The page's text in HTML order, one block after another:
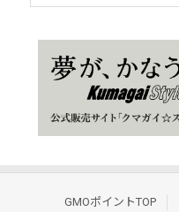
GMOポイントTOP